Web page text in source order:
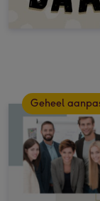
Geheel